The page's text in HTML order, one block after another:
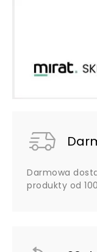
Darmowa
produkty od